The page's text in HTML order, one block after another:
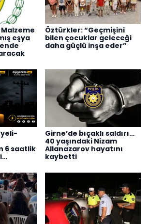
eşya
Öztürkler: “Geçmişini
bilen çocuklar geleceği
daha güçlü inşa eder”
6 saatlik
Girne’de bıçaklı saldırı…
40 yaşındaki Nizam
Allanazarov hayatını
kaybetti